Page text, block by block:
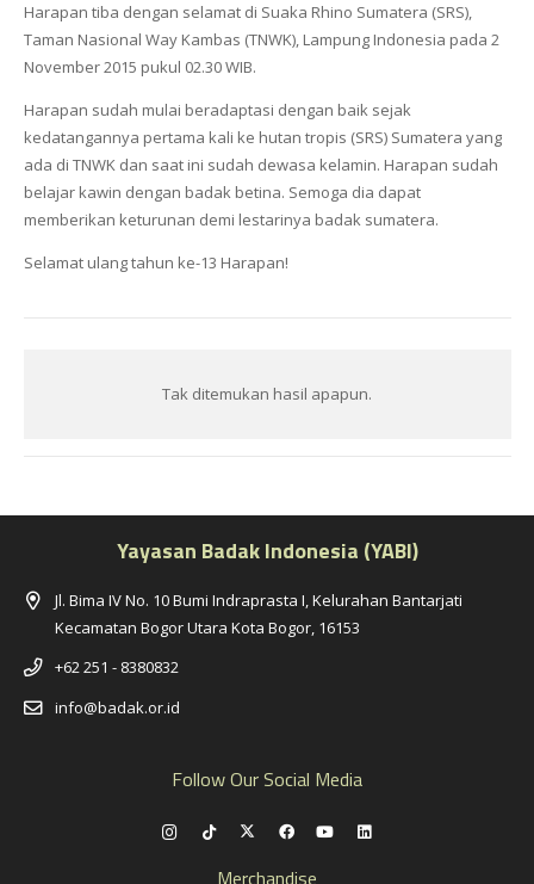
Harapan tiba dengan selamat di Suaka Rhino Sumatera (SRS),
Taman Nasional Way Kambas (TNWK), Lampung Indonesia pada 2
November 2015 pukul 02.30 WIB.
Harapan sudah mulai beradaptasi dengan baik sejak
kedatangannya pertama kali ke hutan tropis (SRS) Sumatera yang
ada di TNWK dan saat ini sudah dewasa kelamin. Harapan sudah
belajar kawin dengan badak betina. Semoga dia dapat
memberikan keturunan demi lestarinya badak sumatera.
Selamat ulang tahun ke-13 Harapan!
Tak ditemukan hasil apapun.
Yayasan Badak Indonesia (YABI)
Jl. Bima IV No. 10 Bumi Indraprasta I, Kelurahan Bantarjati
Kecamatan Bogor Utara Kota Bogor, 16153
+62 251 - 8380832
info@badak.or.id
Follow Our Social Media
Merchandise